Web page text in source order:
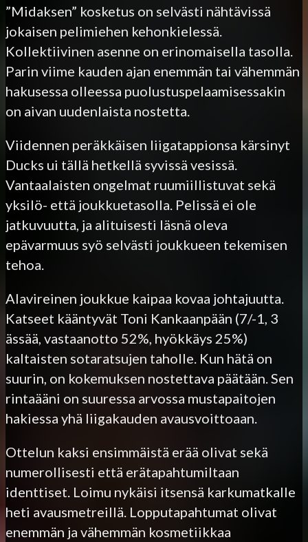
”Midaksen” kosketus on selvästi nähtävissä
jokaisen pelimiehen kehonkielessä.
Kollektiivinen asenne on erinomaisella tasolla.
Parin viime kauden ajan enemmän tai vähemmän
hakusessa olleessa puolustuspelaamisessakin
on aivan uudenlaista nostetta.
Viidennen peräkkäisen liigatappionsa kärsinyt
Ducks ui tällä hetkellä syvissä vesissä.
Vantaalaisten ongelmat ruumiillistuvat sekä
yksilö- että joukkuetasolla. Pelissä ei ole
jatkuvuutta, ja alituisesti läsnä oleva
epävarmuus syö selvästi joukkueen tekemisen
tehoa.
Alavireinen joukkue kaipaa kovaa johtajuutta.
Katseet kääntyvät Toni Kankaanpään (7/-1, 3
ässää, vastaanotto 52%, hyökkäys 25%)
kaltaisten sotaratsujen taholle. Kun hätä on
suurin, on kokemuksen nostettava päätään. Sen
rintaääni on suuressa arvossa mustapaitojen
hakiessa yhä liigakauden avausvoittoaan.
Ottelun kaksi ensimmäistä erää olivat sekä
numerollisesti että erätapahtumiltaan
identtiset. Loimu nykäisi itsensä karkumatkalle
heti avausmetreillä. Lopputapahtumat olivat
enemmän ja vähemmän kosmetiikkaa